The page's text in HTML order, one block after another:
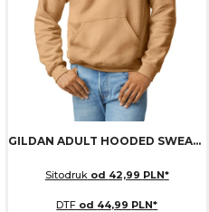
GI18000 GILDAN ADULT HOODED SWEATSHIRT
Sitodrukod 42,99 PLN*
DTF od 44,99 PLN*